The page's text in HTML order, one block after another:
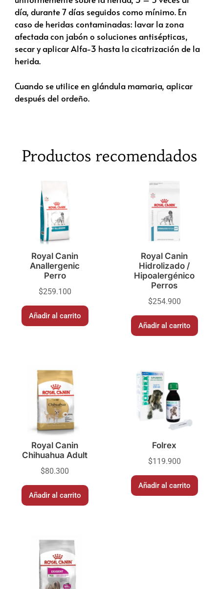
día, durante 7 días seguidos como mínimo. En
caso de heridas contaminadas: lavar la zona
afectada con jabón o soluciones antisépticas,
secar y aplicar Alfa-3 hasta la cicatrización de la
herida.
Cuando se utilice en glándula mamaria, aplicar
después del ordeño.
Productos recomendados
Royal Canin
Anallergenic
Perro
$259.100
Añadir al carrito
Royal Canin
Hidrolizado /
Hipoalergénico
Perros
$254.900
Añadir al carrito
Royal Canin
Chihuahua Adult
$80.300
Añadir al carrito
Folrex
$119.900
Añadir al carrito